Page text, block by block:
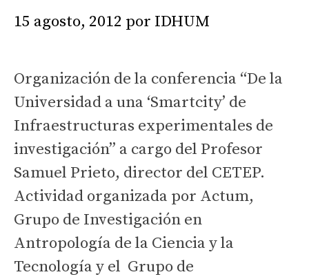
15 agosto, 2012 por IDHUM
Organización de la conferencia “De la
Universidad a una ‘Smartcity’ de
Infraestructuras experimentales de
investigación” a cargo del Profesor
Samuel Prieto, director del CETEP.
Actividad organizada por Actum,
Grupo de Investigación en
Antropología de la Ciencia y la
Tecnología y el Grupo de